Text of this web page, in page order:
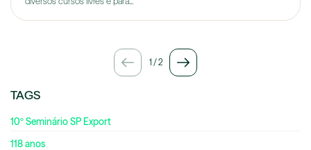
1 /2
TAGS
10º Seminário SP Export
118 anos